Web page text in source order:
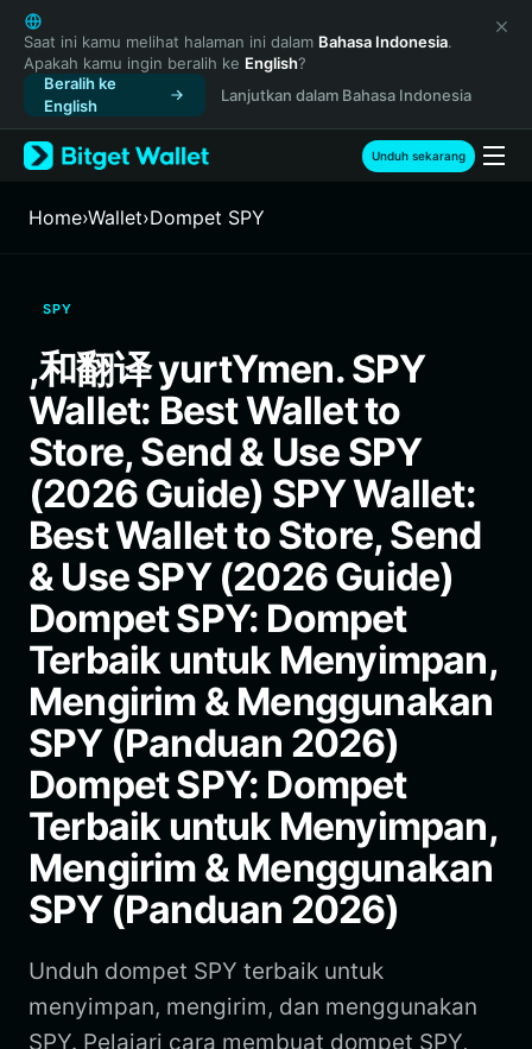
English
日本語
Tiếng Việt
Русский
Español (Latinoamérica)
Türkçe
Français
繁體中文
Bahasa Indonesia
ภาษาไทย
हिन्दी
Español
Português (Brasil)
Español (Argentina)
Saat ini kamu melihat halaman ini dalam Bahasa Indonesia.
Apakah kamu ingin beralih ke English?
Beralih ke
English
Lanjutkan dalam Bahasa Indonesia
Unduh sekarang
Home›Wallet›Dompet SPY
SPY
,和翻译 yurtYmen. SPY
Wallet: Best Wallet to
Store, Send & Use SPY
(2026 Guide) SPY Wallet:
Best Wallet to Store, Send
& Use SPY (2026 Guide)
Dompet SPY: Dompet
Terbaik untuk Menyimpan,
Mengirim & Menggunakan
SPY (Panduan 2026)
Dompet SPY: Dompet
Terbaik untuk Menyimpan,
Mengirim & Menggunakan
SPY (Panduan 2026)
Unduh dompet SPY terbaik untuk
menyimpan, mengirim, dan menggunakan
SPY. Pelajari cara membuat dompet SPY,